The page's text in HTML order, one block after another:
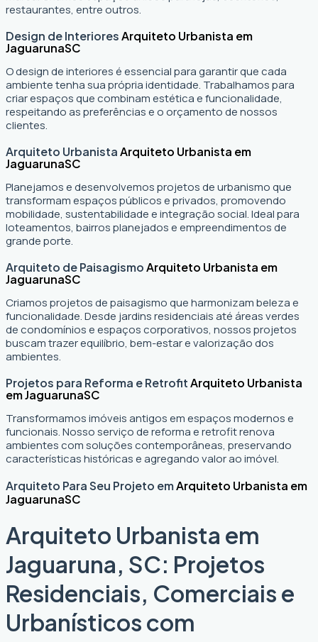
restaurantes, entre outros.
Design de InterioresArquiteto Urbanista em
JaguarunaSC
O design de interiores é essencial para garantir que cada
ambiente tenha sua própria identidade. Trabalhamos para
criar espaços que combinam estética e funcionalidade,
respeitando as preferências e o orçamento de nossos
clientes.
Arquiteto UrbanistaArquiteto Urbanista em
JaguarunaSC
Planejamos e desenvolvemos projetos de urbanismo que
transformam espaços públicos e privados, promovendo
mobilidade, sustentabilidade e integração social. Ideal para
loteamentos, bairros planejados e empreendimentos de
grande porte.
Arquiteto de PaisagismoArquiteto Urbanista em
JaguarunaSC
Criamos projetos de paisagismo que harmonizam beleza e
funcionalidade. Desde jardins residenciais até áreas verdes
de condomínios e espaços corporativos, nossos projetos
buscam trazer equilíbrio, bem-estar e valorização dos
ambientes.
Projetos para Reforma e RetrofitArquiteto Urbanista
em JaguarunaSC
Transformamos imóveis antigos em espaços modernos e
funcionais. Nosso serviço de reforma e retrofit renova
ambientes com soluções contemporâneas, preservando
características históricas e agregando valor ao imóvel.
Arquiteto Para Seu Projeto emArquiteto Urbanista em
JaguarunaSC
Arquiteto Urbanista em
Jaguaruna, SC: Projetos
Residenciais, Comerciais e
Urbanísticos com